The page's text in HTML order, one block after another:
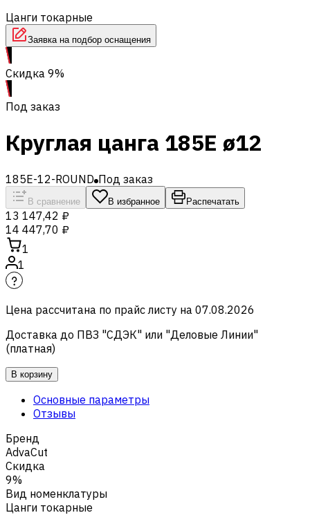
Цанги токарные
Заявка на подбор оснащения
Скидка 9%
Под заказ
Круглая цанга 185E ø12
185E-12-ROUND Под заказ
В сравнение В избранное Распечатать
13 147,42 ₽
14 447,70 ₽
1
1
Цена рассчитана по прайс листу на 07.08.2026
Доставка до ПВЗ "СДЭК" или "Деловые Линии"
(платная)
В корзину
Основные параметры
Отзывы
Бренд
AdvaCut
Скидка
9%
Вид номенклатуры
Цанги токарные